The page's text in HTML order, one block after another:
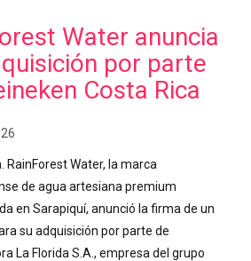
Water anuncia
por parte
Costa Rica
RainForest Water, la marca
de agua artesiana premium
en Sarapiquí, anunció la firma de un
su adquisición por parte de
La Florida S.A., empresa del grupo